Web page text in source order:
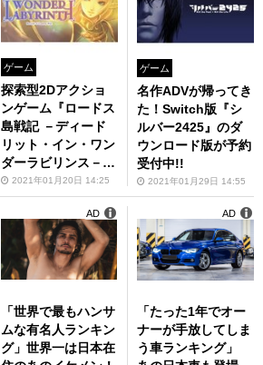
ゲーム
探索型2Dアクショ
ンゲーム『ロードス
島戦記 －ディード
リット・イン・ワン
ダーラビリンス－』
ステージ3・4を追加
した大型アップデー
ト実施！
2021年01月20日 14:25
ゲーム
名作ADVが帰ってき
た！Switch版『シ
ルバー2425』のダ
ウンロード版が予約
受付中!!
2021年01月29日 14:55
「世界で最もハンサ
ムな有名人ランキン
グ」世界一は日本在
AD
「たった1年でオー
ナーが手放してしま
う車ランキング」
AD